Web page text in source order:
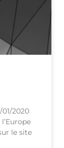
2020
le site